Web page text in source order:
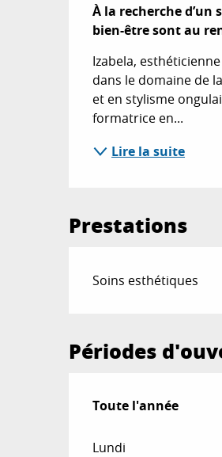
À la recherche
bien-être sont au
Izabela,
dans le domaine de
et en stylisme
formatrice en...
Lire la suite
Prestations
Soins esthétiques
Périodes
Toute l'année
Toute l'année
Lundi